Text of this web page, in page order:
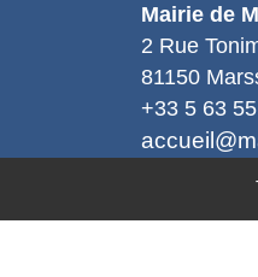
Mairie de
2 Rue
81150
+33 5 63
Lien vers